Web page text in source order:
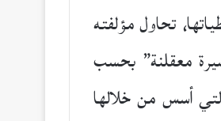
تحاول مؤلفته
معقلنة” بحسب
أسس من خلالها